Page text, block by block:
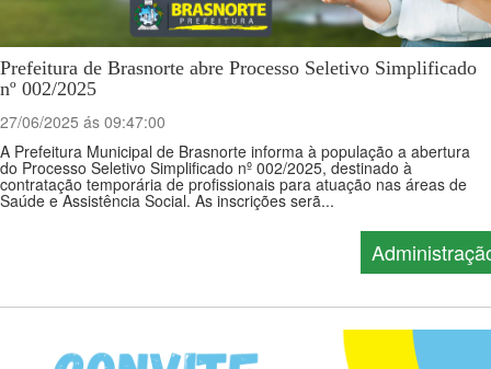
Prefeitura de Brasnorte abre Processo Seletivo Simplificado
nº 002/2025
27/06/2025 ás 09:47:00
A Prefeitura Municipal de Brasnorte informa à população a abertura
do Processo Seletivo Simplificado nº 002/2025, destinado à
contratação temporária de profissionais para atuação nas áreas de
Saúde e Assistência Social. As inscrições serã...